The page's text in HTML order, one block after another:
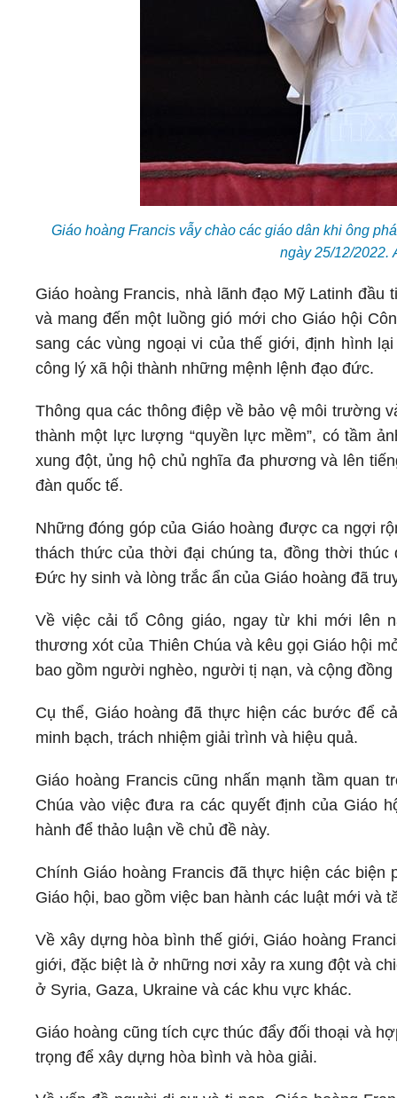
Giáo hoàng Francis vẫy chào các giáo dân khi ông
ngày 25/12/2022.
Giáo hoàng Francis, nhà lãnh đạo Mỹ Latinh
và mang đến một luồng gió mới cho Giáo hội
sang các vùng ngoại vi của thế giới, định hình
công lý xã hội thành những mệnh lệnh đạo đức.
Thông qua các thông điệp về bảo vệ môi trường
thành một lực lượng “quyền lực mềm”, có tầm
xung đột, ủng hộ chủ nghĩa đa phương và lên
đàn quốc tế.
Những đóng góp của Giáo hoàng được ca ngợi
thách thức của thời đại chúng ta, đồng thời
Đức hy sinh và lòng trắc ẩn của Giáo hoàng đã
Về việc cải tổ Công giáo, ngay từ khi mới lên
thương xót của Thiên Chúa và kêu gọi Giáo hội
bao gồm người nghèo, người tị nạn, và cộng đồng
Cụ thể, Giáo hoàng đã thực hiện các bước để
minh bạch, trách nhiệm giải trình và hiệu quả.
Giáo hoàng Francis cũng nhấn mạnh tầm
Chúa vào việc đưa ra các quyết định của Giáo
hành để thảo luận về chủ đề này.
Chính Giáo hoàng Francis đã thực hiện các
Giáo hội, bao gồm việc ban hành các luật mới và
Về xây dựng hòa bình thế giới, Giáo hoàng
giới, đặc biệt là ở những nơi xảy ra xung đột và
ở Syria, Gaza, Ukraine và các khu vực khác.
Giáo hoàng cũng tích cực thúc đẩy đối thoại và
trọng để xây dựng hòa bình và hòa giải.